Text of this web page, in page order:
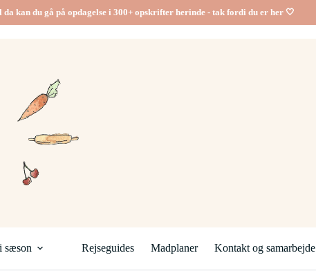
kan du gå på opdagelse i 300+ opskrifter herinde - tak fordi du er her 🤍
sæson Rejseguides Madplaner Kontakt og samarbejde